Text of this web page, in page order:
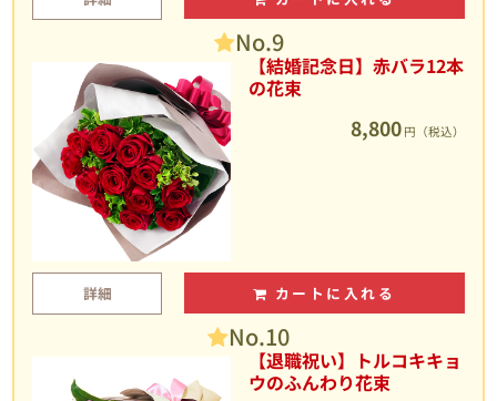
No.9
【結婚記念日】赤バラ12本
の花束
8,800 円（税込）
詳細 カートに入れる
No.10
【退職祝い】トルコキキョ
ウのふんわり花束